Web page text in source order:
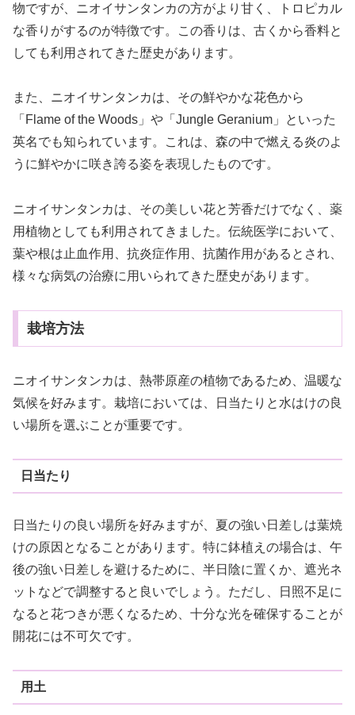
物ですが、ニオイサンタンカの方がより甘く、トロピカル
な香りがするのが特徴です。この香りは、古くから香料と
しても利用されてきた歴史があります。
また、ニオイサンタンカは、その鮮やかな花色から
「Flame of the Woods」や「Jungle Geranium」といった
英名でも知られています。これは、森の中で燃える炎のよ
うに鮮やかに咲き誇る姿を表現したものです。
ニオイサンタンカは、その美しい花と芳香だけでなく、薬
用植物としても利用されてきました。伝統医学において、
葉や根は止血作用、抗炎症作用、抗菌作用があるとされ、
様々な病気の治療に用いられてきた歴史があります。
栽培方法
ニオイサンタンカは、熱帯原産の植物であるため、温暖な
気候を好みます。栽培においては、日当たりと水はけの良
い場所を選ぶことが重要です。
日当たり
日当たりの良い場所を好みますが、夏の強い日差しは葉焼
けの原因となることがあります。特に鉢植えの場合は、午
後の強い日差しを避けるために、半日陰に置くか、遮光ネ
ットなどで調整すると良いでしょう。ただし、日照不足に
なると花つきが悪くなるため、十分な光を確保することが
開花には不可欠です。
用土